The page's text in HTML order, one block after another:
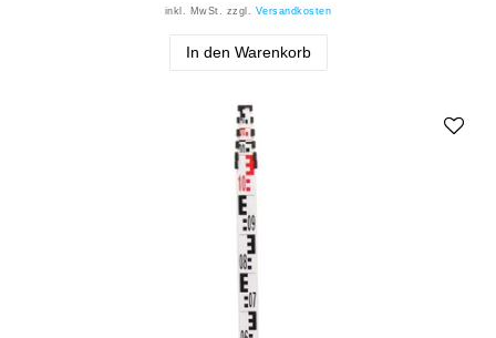
inkl. MwSt. zzgl. Versandkosten
In den Warenkorb